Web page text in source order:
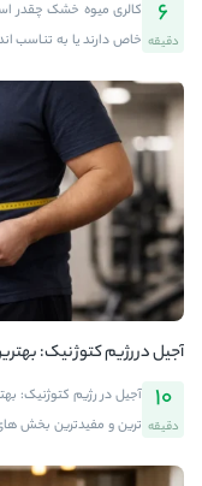
6
دقیقه
کالری میوه خشک چقدر
خاص دارند یا به تناسب
است. در این مقاله از
دارد، چرا کالری آن بالاتر
مناسب ترند. همچنین در
طبیعی و بدون قند اضافه را
است؟فرآیند خشک کردن
و […]
آجیل در رژیم کتوژنیک:
10
دقیقه
آجیل در رژیم کتوژنیک:
ترین و مفیدترین بخش